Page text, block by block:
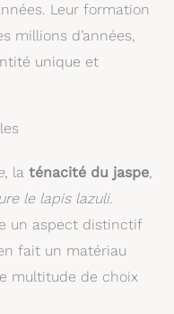
Leur formation
millions d’années,
unique et
, la ténacité du jaspe,
le lapis lazuli.
un aspect distinctif
fait un matériau
multitude de choix